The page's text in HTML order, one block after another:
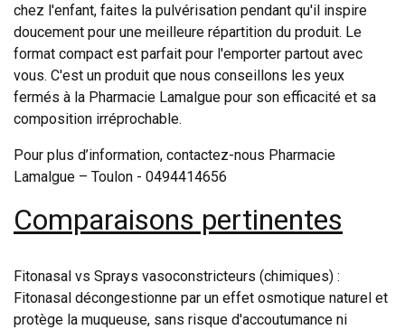
chez l'enfant, faites la pulvérisation pendant qu'il inspire
doucement pour une meilleure répartition du produit. Le
format compact est parfait pour l'emporter partout avec
vous. C'est un produit que nous conseillons les yeux
fermés à la Pharmacie Lamalgue pour son efficacité et sa
composition irréprochable.
Pour plus d’information, contactez-nous Pharmacie
Lamalgue – Toulon - 0494414656
Comparaisons pertinentes
Fitonasal vs Sprays vasoconstricteurs (chimiques) :
Fitonasal décongestionne par un effet osmotique naturel et
protège la muqueuse, sans risque d'accoutumance ni